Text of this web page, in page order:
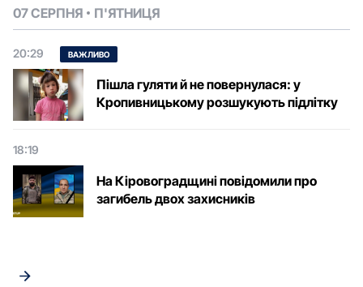
07 СЕРПНЯ П'ЯТНИЦЯ
20:29 ВАЖЛИВО
Пішла гуляти й не повернулася: у
Кропивницькому розшукують підлітку
18:19
На Кіровоградщині повідомили про
загибель двох захисників